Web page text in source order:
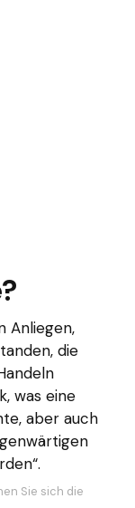
Anliegen,
die
was eine
aber auch
Sie sich die